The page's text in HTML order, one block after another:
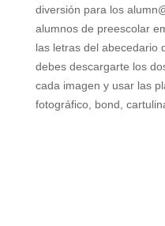
diversión para los
alumnos de preescolar
las letras del abecedario
debes descargarte los
cada imagen y usar las
fotográfico, bond,